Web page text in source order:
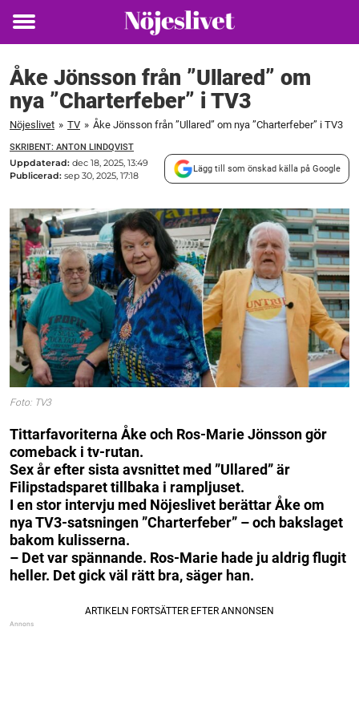
Toggle
Åke Jönsson från ”Ullared” om
nya ”Charterfeber” i TV3
Nöjeslivet » TV » Åke Jönsson från ”Ullared” om nya ”Charterfeber” i TV3
SKRIBENT: ANTON LINDQVIST
Uppdaterad: dec 18, 2025, 13:49
Publicerad: sep 30, 2025, 17:18
Lägg till som önskad källa på Google
Foto: TV3
Tittarfavoriterna Åke och Ros-Marie Jönsson gör
comeback i tv-rutan.
Sex år efter sista avsnittet med ”Ullared” är
Filipstadsparet tillbaka i rampljuset.
I en stor intervju med Nöjeslivet berättar Åke om
nya TV3-satsningen ”Charterfeber” – och bakslaget
bakom kulisserna.
– Det var spännande. Ros-Marie hade ju aldrig flugit
heller. Det gick väl rätt bra, säger han.